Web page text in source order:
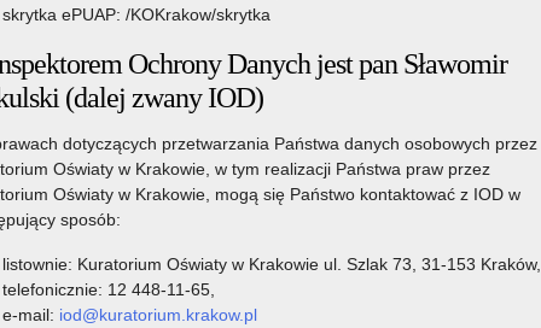
13 czerwca 2025
podstawowych w roku szkolnym 2025/2026
Czytaj więcej
podstawowych w roku szkolnym 2025/2026
podstawowych w roku szkolnym 2025/2026
skrytka ePUAP: /KOKrakow/skrytka
Ochrony Danych jest pan Sławomir
(dalej zwany IOD)
dotyczących przetwarzania Państwa danych osobowych przez
Oświaty w Krakowie, w tym realizacji Państwa praw przez
Oświaty w Krakowie, mogą się Państwo kontaktować z IOD w
sposób:
listownie: Kuratorium Oświaty w Krakowie ul. Szlak 73, 31-153 Kraków,
telefonicznie: 12 448-11-65,
e-mail: iod@kuratorium.krakow.pl